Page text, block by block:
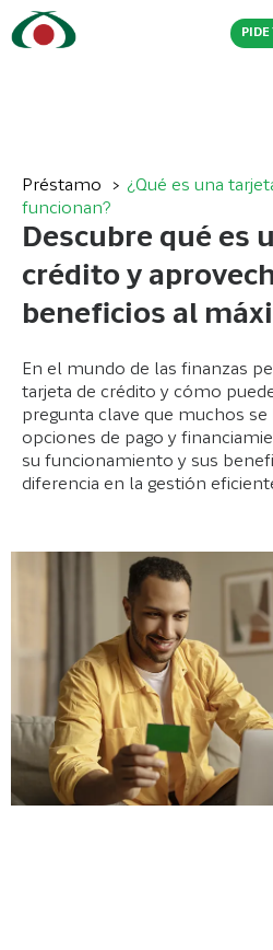
PIDE
Préstamo
¿Qué es una
funcionan?
Descubre qué es
crédito y
beneficios al
En el mundo de las finanzas
tarjeta de crédito y cómo
pregunta clave que muchos se
opciones de pago y
su funcionamiento y sus
diferencia en la gestión